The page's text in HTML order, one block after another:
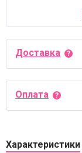
Доставка
Оплата
Характеристики